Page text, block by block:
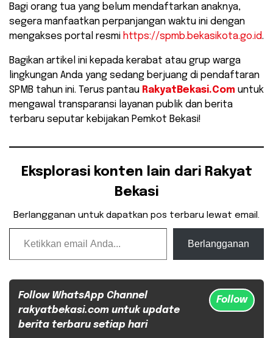
Bagi orang tua yang belum mendaftarkan anaknya,
segera manfaatkan perpanjangan waktu ini dengan
mengakses portal resmi https://spmb.bekasikota.go.id.
Bagikan artikel ini kepada kerabat atau grup warga
lingkungan Anda yang sedang berjuang di pendaftaran
SPMB tahun ini. Terus pantau RakyatBekasi.Com untuk
mengawal transparansi layanan publik dan berita
terbaru seputar kebijakan Pemkot Bekasi!
Eksplorasi konten lain dari Rakyat
Bekasi
Berlangganan untuk dapatkan pos terbaru lewat email.
Ketikkan email Anda...
Berlangganan
Follow WhatsApp Channel
rakyatbekasi.com untuk update
berita terbaru setiap hari
Follow